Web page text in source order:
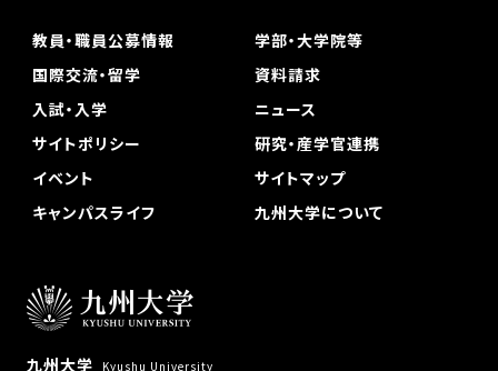
九州大学 Kyushu University
教員・職員公募情報
学部・大学院等
国際交流・留学
資料請求
入試・入学
ニュース
サイトポリシー
研究・産学官連携
イベント
サイトマップ
キャンパスライフ
九州大学について